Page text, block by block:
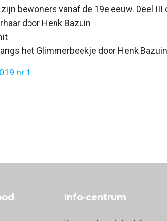
bewoners vanaf de 19e eeuw. Deel III
door Henk Bazuin
het Glimmerbeekje door Henk Bazuin
nr 1
Info-centrum